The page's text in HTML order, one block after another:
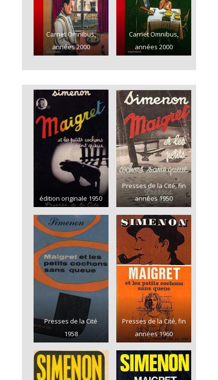
Carnet Omnibus,
années 2000
Carnet Omnibus,
années 2000
édition originale 1950
Presses de la Cité, fin
années 1950
Presses de la Cité
1958
Presses de la Cité, fin
années 1960